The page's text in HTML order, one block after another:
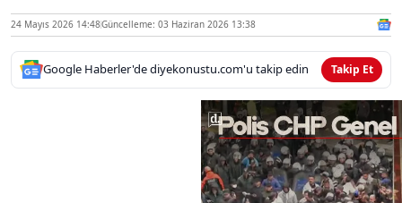
24 Mayıs 2026 14:48Güncelleme: 03 Haziran 2026 13:38
Google Haberler'de diyekonustu.com'u takip edin Takip Et